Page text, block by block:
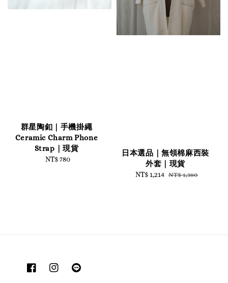
群星陶釦｜手機掛繩
Ceramic Charm Phone
Strap｜現貨
Regular
NT$ 780
日本選品｜無領棉麻西裝
外套｜現貨
Sale
NT$ 1,214 Regular
NT$ 1,380